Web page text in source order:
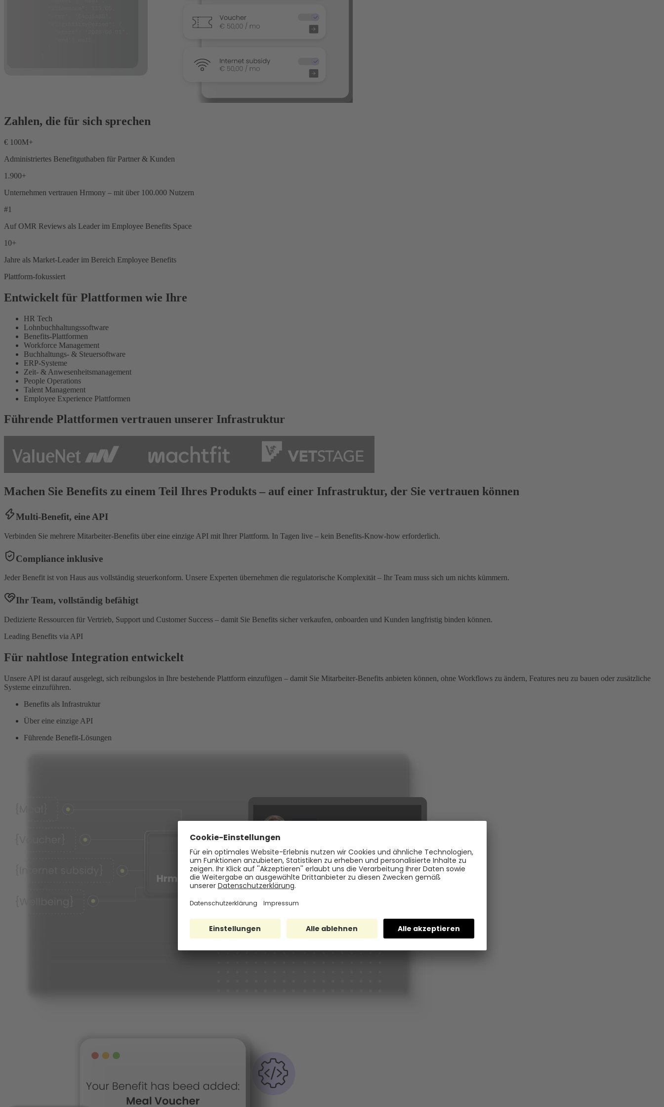
Zahlen, die für sich sprechen
€ 100M+
Administriertes Benefitguthaben für Partner & Kunden
1.900+
Unternehmen vertrauen Hrmony – mit über 100.000 Nutzern
#1
Auf OMR Reviews als Leader im Employee Benefits Space
10+
Jahre als Market-Leader im Bereich Employee Benefits
Plattform-fokussiert
Entwickelt für Plattformen wie Ihre
HR Tech
Lohnbuchhaltungssoftware
Benefits-Plattformen
Workforce Management
Buchhaltungs- & Steuersoftware
ERP-Systeme
Zeit- & Anwesenheitsmanagement
People Operations
Talent Management
Employee Experience Plattformen
Führende Plattformen vertrauen unserer Infrastruktur
Machen Sie Benefits zu einem Teil Ihres Produkts – auf einer Infrastruktur, der Sie vertrauen können
Multi-Benefit, eine API
Verbinden Sie mehrere Mitarbeiter-Benefits über eine einzige API mit Ihrer Plattform. In Tagen live – kein Benefits-Know-how erforderlich.
Compliance inklusive
Jeder Benefit ist von Haus aus vollständig steuerkonform. Unsere Experten übernehmen die regulatorische Komplexität – Ihr Team muss sich um nichts kümmern.
Ihr Team, vollständig befähigt
Dedizierte Ressourcen für Vertrieb, Support und Customer Success – damit Sie Benefits sicher verkaufen, onboarden und Kunden langfristig binden können.
Leading Benefits via API
Für nahtlose Integration entwickelt
Unsere API ist darauf ausgelegt, sich reibungslos in Ihre bestehende Plattform einzufügen – damit Sie Mitarbeiter-Benefits anbieten können, ohne Workflows zu ändern, Features neu zu bauen oder zusätzliche
Systeme einzuführen.
Benefits als Infrastruktur
Über eine einzige API
Führende Benefit-Lösungen